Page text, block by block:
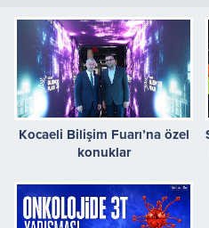
Kocaeli Bilişim Fuarı’na özel
konuklar